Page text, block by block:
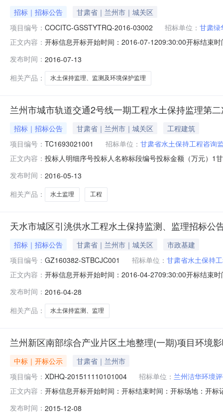
招标｜招标公告
甘肃省｜兰州市｜城关区
项目编号： COCITC-GSSTYTRQ-2016-03002 招标单位： 甘肃绿
正文内容： 开标信息开标开始时间：2016-07-1209:30:00开标结束
COCITC－GSSTYTRQ－2016－03001296.00002甘肃
发布时间： 2016-07-13
相关产品：
水土保持监理、监测及环境保护监理
兰州市城市轨道交通2号线一期工程水土保持监理第
招标｜招标公告 甘肃省｜兰州市｜城关区
工程建筑
项目编号： TC1693021001 招标单位： 甘肃省水土保持工程咨询
正文内容： 投标人明细序号投标人名称标段编号投标金额（万元）1
发布时间： 2016-05-13
相关产品：
水土监理 工程
天水市城区引洮供水工程水土保持监测、监理招标公
招标｜招标公告 甘肃省｜兰州市｜城关区
市政基建
项目编号： GZ160382-STBCJC001 招标单位： 甘肃省水土保持
正文内容： 开标信息开标开始时间：2016-04-2709:30:00开标结束
任公司GZ160382－STBCJC001138.00002甘肃绿华生
发布时间： 2016-04-28
相关产品：
水土保持监测、监理
兰州新区南部综合产业片区土地整理(一期)项目环境
中标｜开标公示
甘肃省｜兰州市
项目编号： XDHQ-201511110101004 招标单位： 兰州洁华环境
正文内容： 开标信息开标开始时间：开标结束时间：开标场地：开
质工程勘察设计有限公司XDHQ－2015111101010024
发布时间： 2015-12-08